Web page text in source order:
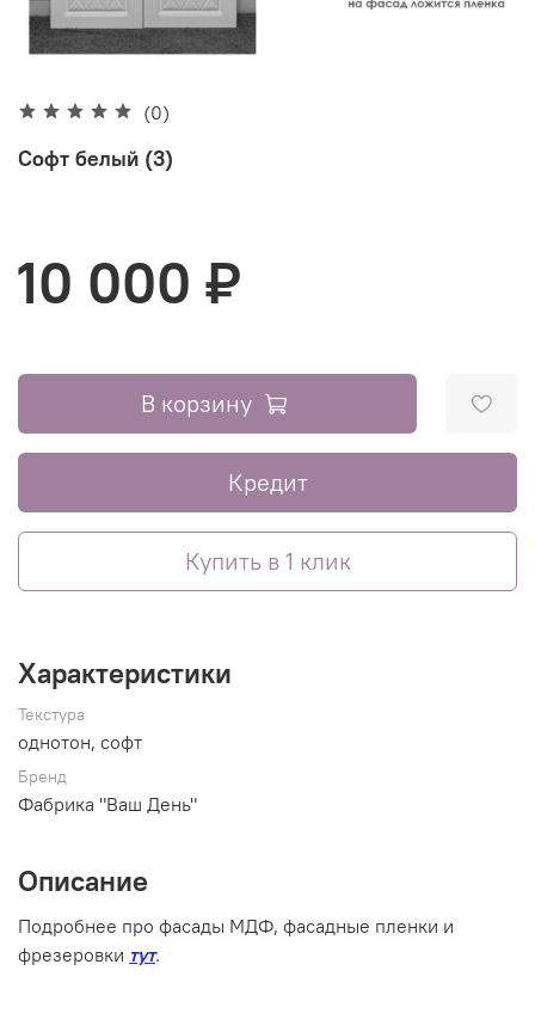
(0)
Софт белый (3)
10 000 ₽
В корзину
Кредит
Купить в 1 клик
Характеристики
Текстура
однотон, софт
Бренд
Фабрика "Ваш День"
Описание
Подробнее про фасады МДФ, фасадные пленки и
фрезеровки тут.